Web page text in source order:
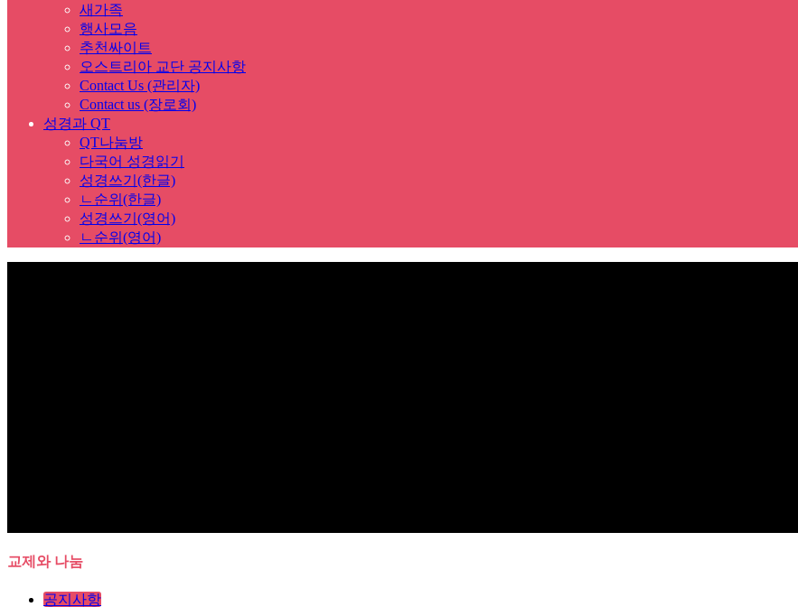
새가족
행사모음
추천싸이트
오스트리아 교단 공지사항
Contact Us (관리자)
Contact us (장로회)
성경과 QT
QT나눔방
다국어 성경읽기
성경쓰기(한글)
ㄴ순위(한글)
성경쓰기(영어)
ㄴ순위(영어)
교제와 나눔
공지사항